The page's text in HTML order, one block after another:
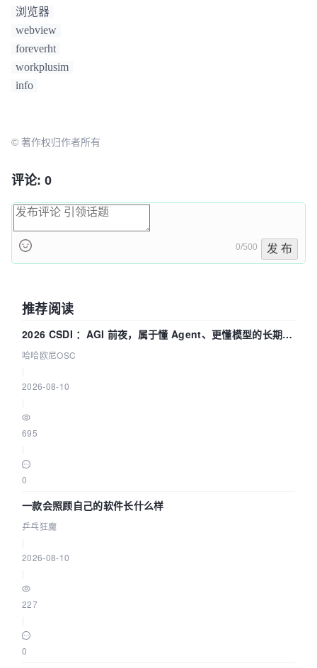
浏览器
webview
foreverht
workplusim
info
© 著作权归作者所有
评论: 0
0/500 发 布
推荐阅读
2026 CSDI ：AGI 前夜，属于懂 Agent、更懂模型的长期深
耕企业
哈哈欧尼OSC
2026-08-10
695
0
一款会照顾自己的软件长什么样
乒乓狂魔
2026-08-10
227
0